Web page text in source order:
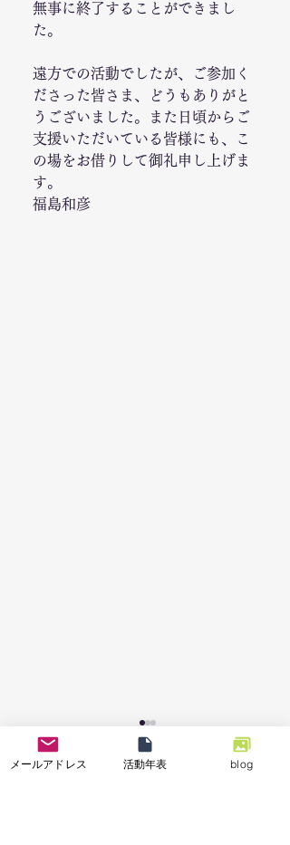
無事に終了することができまし
た。
遠方での活動でしたが、ご参加く
ださった皆さま、どうもありがと
うございました。また日頃からご
支援いただいている皆様にも、こ
の場をお借りして御礼申し上げま
す。
福島和彦
メールアドレス 活動年表 blog